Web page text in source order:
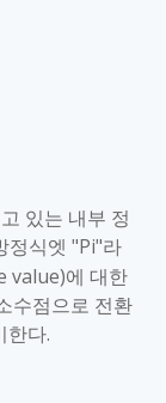
있는 내부 정
정식엣 "Pi"라
value)에 대한
수점으로 전환
한다.